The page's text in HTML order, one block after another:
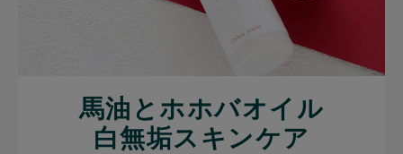
馬油とホホバオイル
白無垢スキンケア